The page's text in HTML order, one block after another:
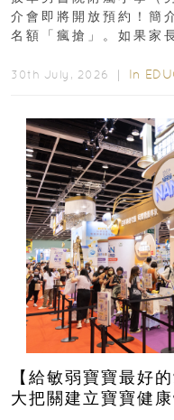
介會即將開放預約！簡
名額「瘋搶」。如果家
30th July, 2026 ｜ In
【給敏弱寶寶最好
大把關建立寶寶健